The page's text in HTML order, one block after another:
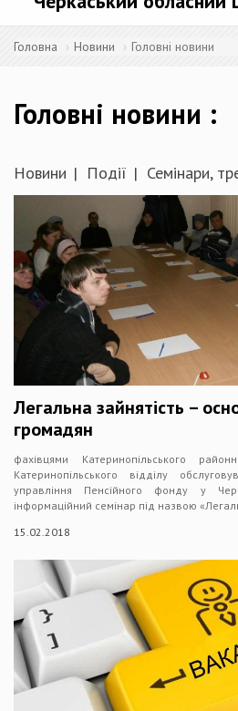
Головна Новини Головні новини
Головні новини
Новини Події Семінари,
Легальна зайнятість –
громадян
фахівцями Катеринопільського
Катеринопільського відділу
управління Пенсійного фонду у
інформаційний семінар під назвою
15.02.2018